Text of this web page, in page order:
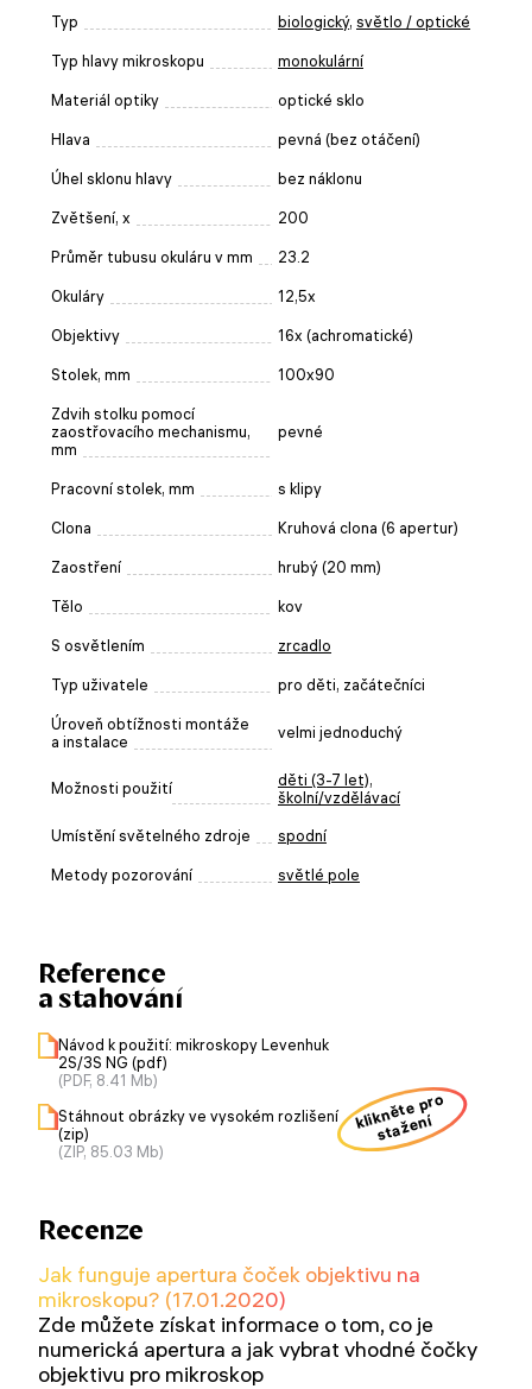
Typ biologický, světlo / optické
Typ hlavy mikroskopu monokulární
Materiál optiky optické sklo
Hlava pevná (bez otáčení)
Úhel sklonu hlavy bez náklonu
Zvětšení, x 200
Průměr tubusu okuláru v mm 23.2
Okuláry 12,5x
Objektivy 16x (achromatické)
Stolek, mm 100x90
Zdvih stolku pomocí
zaostřovacího mechanismu,
mm
pevné
Pracovní stolek, mm s klipy
Clona Kruhová clona (6 apertur)
Zaostření hrubý (20 mm)
Tělo kov
S osvětlením zrcadlo
Typ uživatele pro děti, začátečníci
Úroveň obtížnosti montáže
a instalace
velmi jednoduchý
Možnosti použití děti (3-7 let),
školní/vzdělávací
Umístění světelného zdroje spodní
Metody pozorování světlé pole
Reference
a stahování
Návod k použití: mikroskopy Levenhuk
2S/3S NG (pdf)
(PDF, 8.41 Mb)
Stáhnout obrázky ve vysokém rozlišení
(zip)
(ZIP, 85.03 Mb)
klikněte pro
stažení
Recenze
Jak funguje apertura čoček objektivu na
mikroskopu? (17.01.2020)
Zde můžete získat informace o tom, co je
numerická apertura a jak vybrat vhodné čočky
objektivu pro mikroskop